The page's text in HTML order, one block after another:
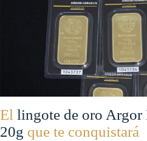
El lingote de oro Argor
20g que te conquistará